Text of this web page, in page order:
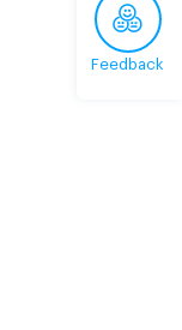
Feedback